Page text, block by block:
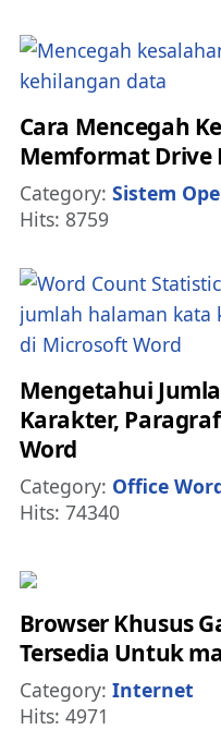
Cara Mencegah
Memformat Drive
Details
Category: Sistem
Hits: 8759
Mengetahui
Karakter,
Word
Details
Category: Office
Hits: 74340
Browser Khusus
Tersedia Untuk
Details
Category: Internet
Hits: 4971